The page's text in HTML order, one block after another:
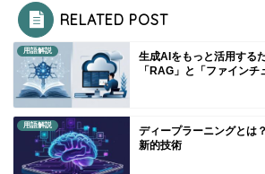
RELATED POST
用語解説
生成AIをもっと活用する
「RAG」と「ファインチ
用語解説
ディープラーニングとは
新的技術